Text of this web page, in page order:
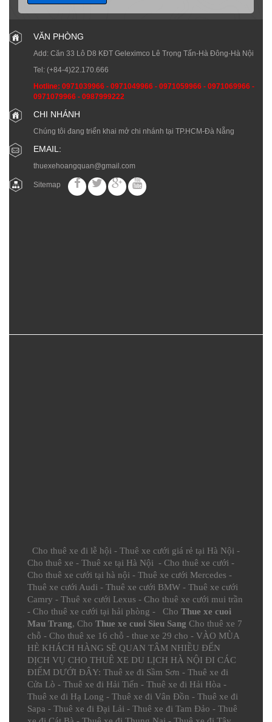
VĂN PHÒNG
Add: Căn 33 Lô D8 KĐT Geleximco Lê Trọng Tấn-Hà Đông-Hà Nội
Tel: (+84-4)22.170.666
Hotline: 0971039966 - 0971049966 - 0971059966 - 0971069966 -
0971079966 - 0987999222
CHI NHÁNH
Chúng tôi đang triển khai mở chi nhánh tại TP.HCM-Đà Nẵng
EMAIL:
thuexehoangquan@gmail.com
Sitemap
Cho thuê xe đi lễ hội - Thuê xe cưới giá rẻ tại Hà Nội -
Cho thuê xe - Thuê xe tại Hà Nội - Cho thuê xe cưới -
Cho thuê xe cưới tại hà nội - Thuê xe cưới Mercedes -
Thuê xe cưới Audi - Thuê xe cưới BMW - Thuê xe cưới
Camry - Thuê xe cưới Lexus - Cho thuê xe cưới mui trần
- Cho thuê xe cưới tại hải phòng - Cho Thue xe cuoi
Mau Trang, Cho Thue xe cuoi Sieu Sang Cho thuê xe 7
chỗ - Cho thuê xe 16 chỗ - thue xe 29 cho - VÀO MÙA
HÈ KHÁCH HÀNG SẼ QUAN TÂM NHIỀU ĐẾN
DỊCH VỤ CHO THUÊ XE DU LỊCH HÀ NỘI ĐI CÁC
ĐIỂM DƯỚI ĐÂY: Thuê xe đi Sầm Sơn - Thuê xe đi
Cửa Lò - Thuê xe đi Hải Tiến - Thuê xe đi Hải Hòa -
Thuê xe đi Hạ Long - Thuê xe đi Vân Đồn - Thuê xe đi
Sapa - Thuê xe đi Đại Lải - Thuê xe đi Tam Đảo - Thuê